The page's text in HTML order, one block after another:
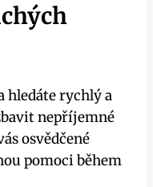
hledáte rychlý‌ a
nepříjemné
osvědčené
pomoci během